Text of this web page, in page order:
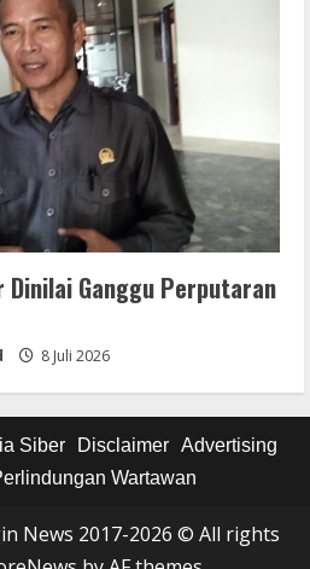
Ganggu Perputaran
8 Juli 2026
Siber Disclaimer Advertising
Wartawan
News 2017-2026 © All rights